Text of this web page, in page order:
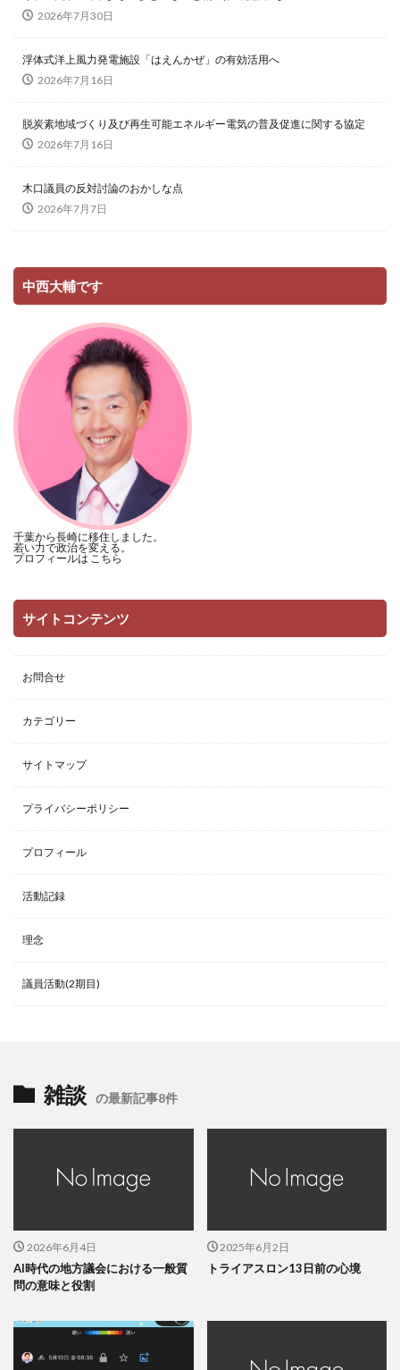
2026年7月30日
浮体式洋上風力発電施設「はえんかぜ」の有効活用へ
2026年7月16日
脱炭素地域づくり及び再生可能エネルギー電気の普及促進に関する協定
2026年7月16日
木口議員の反対討論のおかしな点
2026年7月7日
中西大輔です
千葉から長崎に移住しました。
若い力で政治を変える。
プロフィールは こちら
サイトコンテンツ
お問合せ
カテゴリー
サイトマップ
プライバシーポリシー
プロフィール
活動記録
理念
議員活動(2期目)
雑談 の最新記事8件
2026年6月4日
AI時代の地方議会における一般質
問の意味と役割
2025年6月2日
トライアスロン13日前の心境